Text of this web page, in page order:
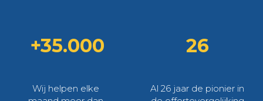
+35.000
Wij helpen elke
26
Al 26 jaar de pionier in